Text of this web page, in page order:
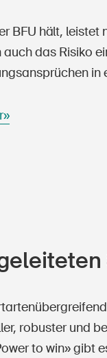
BFU hält, leistet
das Risiko
in
robuster und
to win» gibt